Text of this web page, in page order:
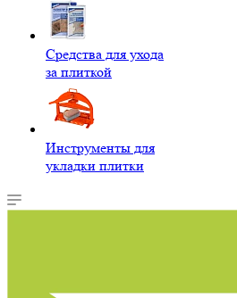
Средства для ухода
за плиткой
Инструменты для
укладки плитки